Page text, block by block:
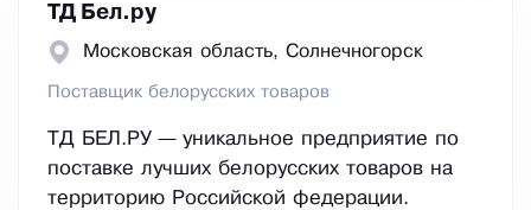
ТД Бел.ру
Московская область, Сoлнeчнoгopcк
Поставщик белорусских товаров
ТД БЕЛ.РУ — уникальное предприятие по
поставке лучших белорусских товаров на
территорию Российской федерации.